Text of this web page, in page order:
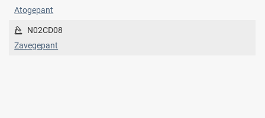
Atogepant
N02CD08
Zavegepant